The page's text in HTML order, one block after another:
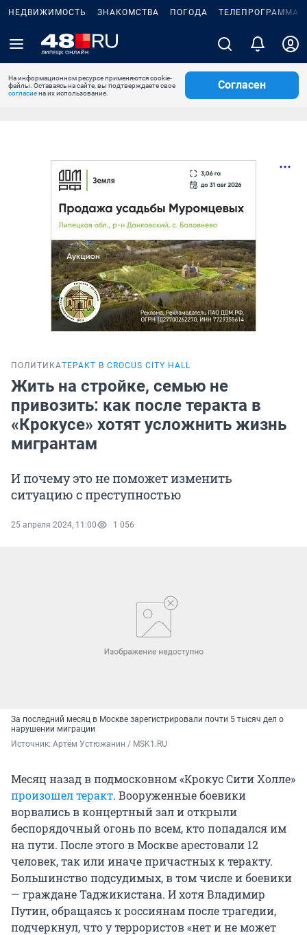
НЕДВИЖИМОСТЬ ЗНАКОМСТВА ПОГОДА ТЕЛЕПРОГРАММА
На информационном ресурсе применяются cookie-
файлы. Оставаясь на сайте, вы подтверждаете свое
согласиена их использование.
Согласен
ПОЛИТИКАТЕРАКТ В CROCUS CITY HALL
Жить на стройке, семью не
привозить: как после теракта в
«Крокусе» хотят усложнить жизнь
мигрантам
И почему это не поможет изменить
ситуацию с преступностью
25 апреля 2024, 11:00 1 056
За последний месяц в Москве зарегистрировали почти 5 тысяч дел о
нарушении миграции
Источник: Артём Устюжанин / MSK1.RU
Месяц назад в подмосковном «Крокус Сити Холле»
произошел теракт. Вооруженные боевики
ворвались в концертный зал и открыли
беспорядочный огонь по всем, кто попадался им
на пути. После этого в Москве арестовали 12
человек, так или иначе причастных к теракту.
Большинство подсудимых, в том числе и боевики
— граждане Таджикистана. И хотя Владимир
Путин, обращаясь к россиянам после трагедии,
подчеркнул, что у террористов «нет и не может